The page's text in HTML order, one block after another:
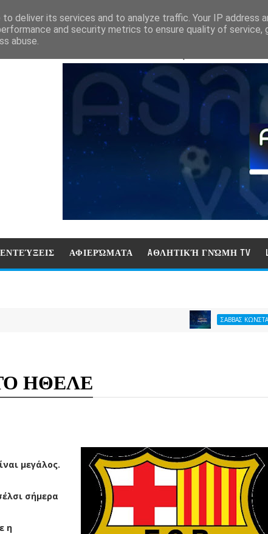
ΑΦΙΕΡΏΜΑΤΑ AΘΛΗΤΙΚΉ ΓΝΏΜΗ TV
ΣΑΒΒΑΣ ΚΩΝΣΤΑΝΤΙΝΙΔΗΣ
ΗΘΕΛΕ
μεγάλος.
σήμερα
η
deliver its services and to analyze traffic. Your IP address
and security metrics to ensure quality of service,
abuse.